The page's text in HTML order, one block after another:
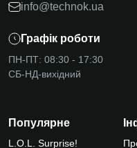
info@technok.ua
Графік роботи
ПН-ПТ: 08:30 - 17:30
СБ-НД-вихідний
Популярне
L.O.L. Surprise!